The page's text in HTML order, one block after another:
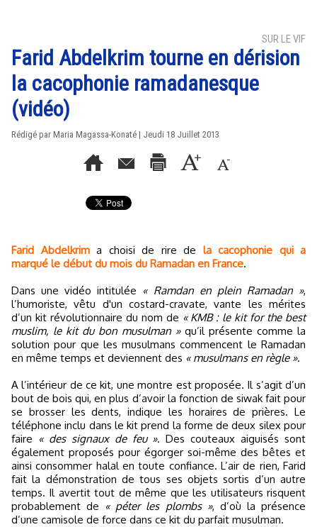
SUR LE VIF
Farid Abdelkrim tourne en dérision
la cacophonie ramadanesque
(vidéo)
Rédigé par Maria Magassa-Konaté | Jeudi 18 Juillet 2013
Farid Abdelkrim a choisi de rire de la cacophonie qui a
marqué le début du mois du Ramadan en France.
Dans une vidéo intitulée « Ramdan en plein Ramadan »,
l’humoriste, vêtu d'un costard-cravate, vante les mérites
d’un kit révolutionnaire du nom de « KMB : le kit for the best
muslim, le kit du bon musulman »qu’il présente comme la
solution pour que les musulmans commencent le Ramadan
en même temps et deviennent des « musulmans en règle ».
A l’intérieur de ce kit, une montre est proposée. Il s’agit d’un
bout de bois qui, en plus d’avoir la fonction de siwak fait pour
se brosser les dents, indique les horaires de prières. Le
téléphone inclu dans le kit prend la forme de deux silex pour
faire « des signaux de feu ». Des couteaux aiguisés sont
également proposés pour égorger soi-même des bêtes et
ainsi consommer halal en toute confiance. L’air de rien, Farid
fait la démonstration de tous ses objets sortis d’un autre
temps. Il avertit tout de même que les utilisateurs risquent
probablement de « péter les plombs », d’où la présence
d’une camisole de force dans ce kit du parfait musulman.